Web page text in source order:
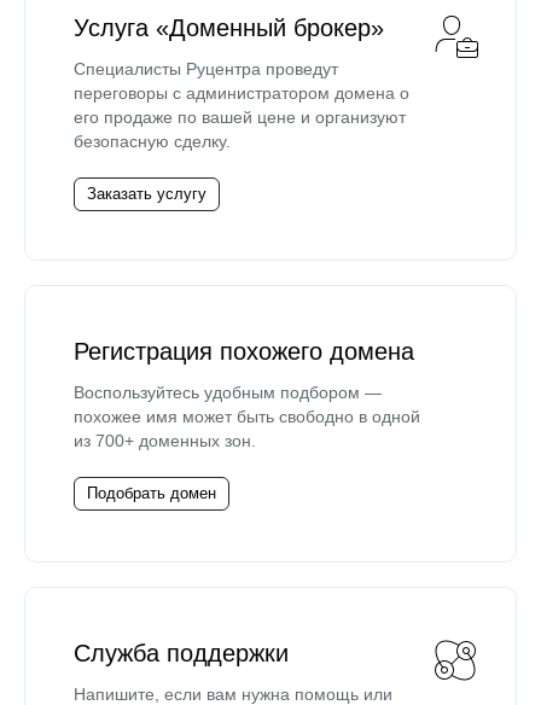
Услуга «Доменный брокер»
Специалисты Руцентра проведут
переговоры с администратором домена о
его продаже по вашей цене и организуют
безопасную сделку.
Заказать услугу
Регистрация похожего домена
Воспользуйтесь удобным подбором —
похожее имя может быть свободно в одной
из 700+ доменных зон.
Подобрать домен
Служба поддержки
Напишите, если вам нужна помощь или